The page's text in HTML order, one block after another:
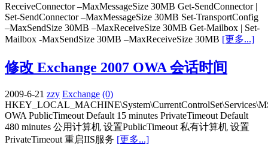
ReceiveConnector –MaxMessageSize 30MB Get-SendConnector |
Set-SendConnector –MaxMessageSize 30MB Set-TransportConfig
–MaxSendSize 30MB –MaxReceiveSize 30MB Get-Mailbox | Set-
Mailbox -MaxSendSize 30MB –MaxReceiveSize 30MB [更多...]
修改 Exchange 2007 OWA 会话时间
2009-6-21 zzy Exchange (0)
OWA PublicTimeout Default 15 minutes PrivateTimeout Default
480 minutes 公用计算机 设置PublicTimeout 私有计算机 设置
PrivateTimeout 重启IIS服务 [更多...]